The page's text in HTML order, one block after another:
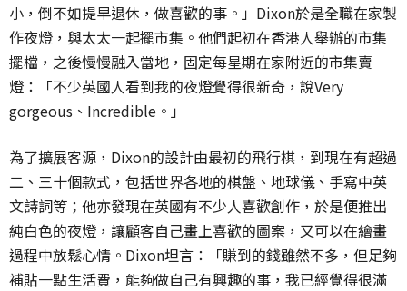
小，倒不如提早退休，做喜歡的事。」Dixon於是全職在家製
作夜燈，與太太一起擺市集。他們起初在香港人舉辦的市集
擺檔，之後慢慢融入當地，固定每星期在家附近的市集賣
燈：「不少英國人看到我的夜燈覺得很新奇，說Very
gorgeous、Incredible。」
為了擴展客源，Dixon的設計由最初的飛行棋，到現在有超過
二、三十個款式，包括世界各地的棋盤、地球儀、手寫中英
文詩詞等；他亦發現在英國有不少人喜歡創作，於是便推出
純白色的夜燈，讓顧客自己畫上喜歡的圖案，又可以在繪畫
過程中放鬆心情。Dixon坦言：「賺到的錢雖然不多，但足夠
補貼一點生活費，能夠做自己有興趣的事，我已經覺得很滿